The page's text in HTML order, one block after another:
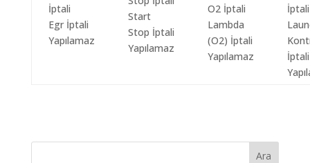
Egr İptali
Yapılamaz
Start
Stop İptali
Yapılamaz
Lambda
(O2) İptali
Yapılamaz
İptali
Ara